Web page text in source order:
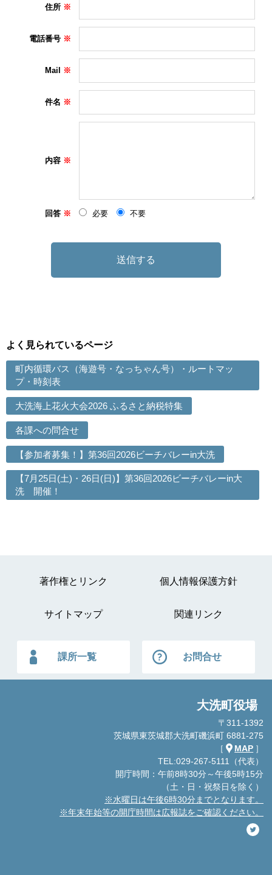
住所
電話番号
Mail
件名
内容
回答 必要 不要
よく見られているページ
町内循環バス（海遊号・なっちゃん号）・ルートマッ
プ・時刻表
大洗海上花火大会2026 ふるさと納税特集
各課への問合せ
【参加者募集！】第36回2026ビーチバレーin大洗
【7月25日(土)・26日(日)】第36回2026ビーチバレーin大
洗 開催！
著作権とリンク 個人情報保護方針
サイトマップ 関連リンク
課所一覧 お問合せ
大洗町役場
〒311-1392
茨城県東茨城郡大洗町磯浜町 6881-275
［
MAP ］
TEL:029-267-5111（代表）
開庁時間：午前8時30分～午後5時15分
（土・日・祝祭日を除く）
※水曜日は午後6時30分までとなります。
※年末年始等の開庁時間は広報誌をご確認ください。